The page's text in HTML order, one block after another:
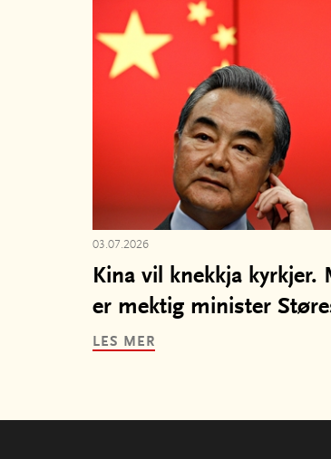
03.07.2026
Kina vil knekkja kyrkjer.
er mektig minister
LES MER